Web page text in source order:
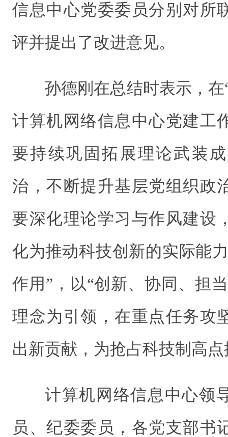
信息中心党委委员分别对所
评并提出了改进意见。
孙德刚在总结时表示，
计算机网络信息中心党建工
要持续巩固拓展理论武装
治，不断提升基层党组织政
要深化理论学习与作风建设
化为推动科技创新的实际能
作用”，以“创新、协同、担
理念为引领，在重点任务攻
出新贡献，为抢占科技制高
计算机网络信息中心领
员、纪委委员，各党支部书